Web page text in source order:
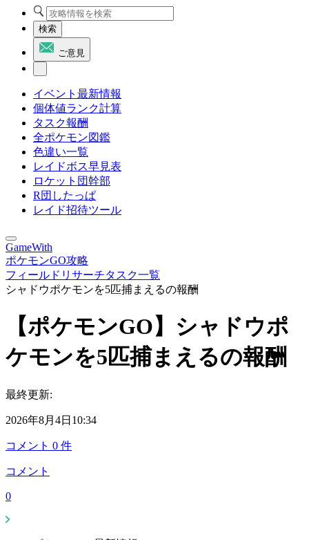
検索
ご意見
イベント最新情報
個体値ランク計算
タスク報酬
全ポケモン図鑑
色違い一覧
レイドボス早見表
ロケット団幹部
R団したっぱ
レイド招待ツール
GameWith
ポケモンGO攻略
フィールドリサーチタスク一覧
シャドウポケモンを5匹捕まえるの報酬
【ポケモンGO】シャドウポ
ケモンを5匹捕まえるの報酬
最終更新:
2026年8月4日10:34
コメント 0 件
コメント
0